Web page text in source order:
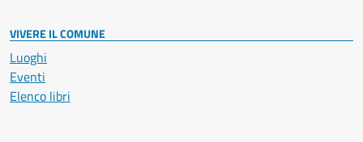
VIVERE IL COMUNE
Luoghi
Eventi
Elenco libri